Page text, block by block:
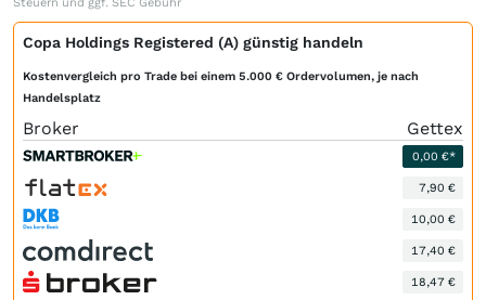
Copa Holdings Registered (A) günstig handeln
Kostenvergleich pro Trade bei einem 5.000 € Ordervolumen, je nach
Handelsplatz
Broker Gettex
0,00 €*
7,90 €
10,00 €
17,40 €
18,47 €